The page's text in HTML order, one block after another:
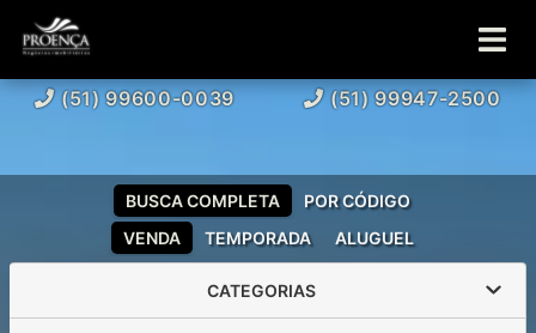
(51) 99600-0039 (51) 99947-2500
VENDA TEMPORADA ALUGUEL
BUSCA COMPLETA POR CÓDIGO
CATEGORIAS